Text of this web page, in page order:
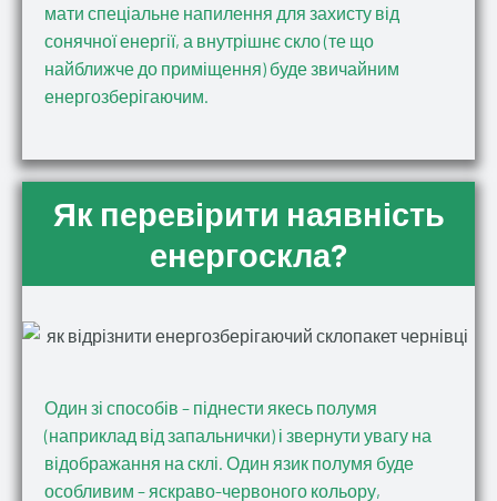
мати спеціальне напилення для захисту від
сонячної енергії, а внутрішнє скло (те що
найближче до приміщення) буде звичайним
енергозберігаючим.
Як перевірити наявність
енергоскла?
Один зі способів – піднести якесь полумя
(наприклад від запальнички) і звернути увагу на
відображання на склі. Один язик полумя буде
особливим – яскраво-червоного кольору,